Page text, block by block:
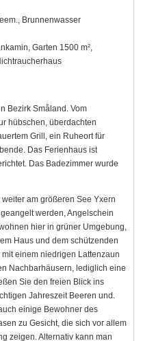
Brunnenwasser
Garten 1500 m²,
Bezirk Småland. Vom
hübschen, überdachten
Grill, ein Ruheort für
Das Ferienhaus ist
Das Badezimmer wurde
am größeren See Yxern
werden, Angelschein
hier in grüner Umgebung,
Haus und dem schützenden
einem niedrigen Lattenzaun
Nachbarhäusern, lediglich eine
Sie den freien Blick ins
Jahreszeit Beeren und.
einige Bewohner des
zu Gesicht, die sich vor allem
zeigen. Alternativ kann man